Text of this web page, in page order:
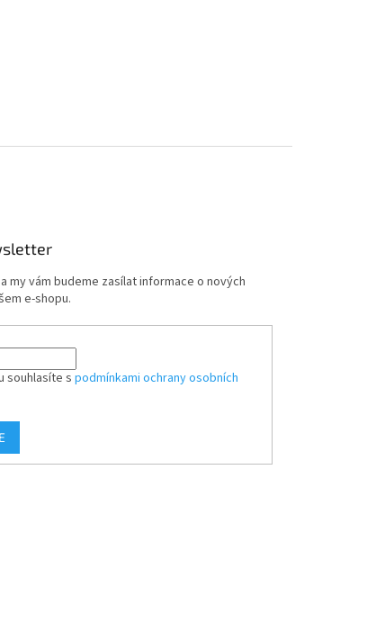
my vám budeme zasílat informace o nových
e-shopu.
souhlasíte spodmínkami ochrany osobních